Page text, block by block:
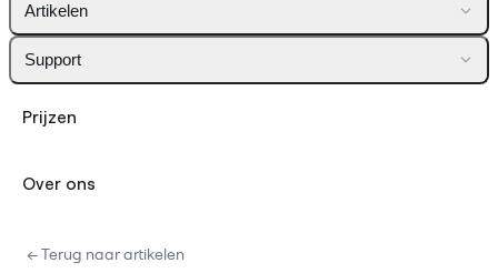
Artikelen
Support
Prijzen
Over ons
← Terug naar artikelen